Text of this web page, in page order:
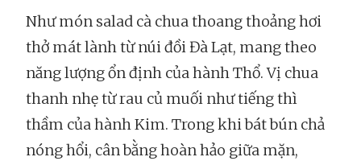
Như món salad cà chua thoang thoảng hơi
thở mát lành từ núi đồi Đà Lạt, mang theo
năng lượng ổn định của hành Thổ. Vị chua
thanh nhẹ từ rau củ muối như tiếng thì
thầm của hành Kim. Trong khi bát bún chả
nóng hổi, cân bằng hoàn hảo giữa mặn,